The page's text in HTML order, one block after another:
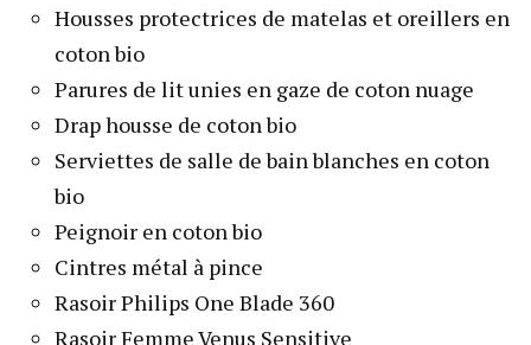
Housses protectrices de matelas et oreillers en
coton bio
Parures de lit unies en gaze de coton nuage
Drap housse de coton bio
Serviettes de salle de bain blanches en coton
bio
Peignoir en coton bio
Cintres métal à pince
Rasoir Philips One Blade 360
Rasoir Femme Venus Sensitive